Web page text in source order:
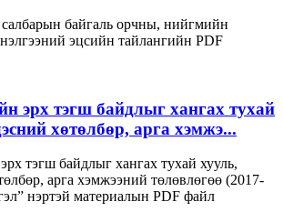
байгаль орчны, нийгмийн
эцсийн тайлангийн PDF
эрх тэгш байдлыг хангах тухай
хөтөлбөр, арга хэмжэ...
тэгш байдлыг хангах тухай хууль,
арга хэмжээний төлөвлөгөө (2017-
нэртэй материалын PDF файл